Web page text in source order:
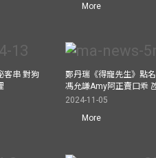
More
客串 對狗
鄭丹瑞《得寵先生》點
馮允謙Amy阿正賣口乖
2024-11-05
More